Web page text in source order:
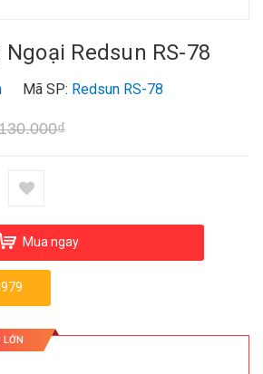
Ngoại Redsun RS-78
Mã SP: Redsun RS-78
Mua ngay
LỚN